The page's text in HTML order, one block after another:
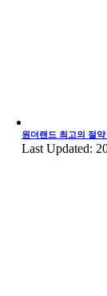
원더랜드 최고의 절
Last Updated: